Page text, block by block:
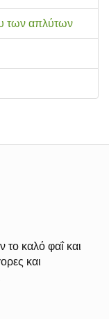
των απλύτων
καλό φαΐ και
και